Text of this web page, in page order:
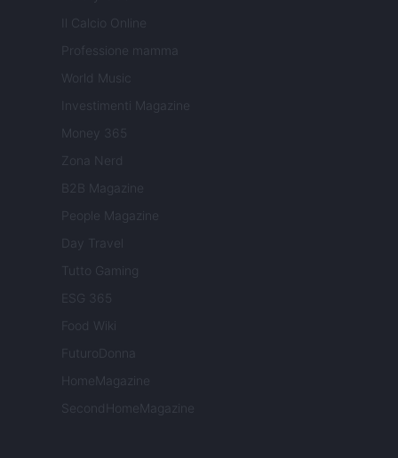
Il Calcio Online
Professione mamma
World Music
Investimenti Magazine
Money 365
Zona Nerd
B2B Magazine
People Magazine
Day Travel
Tutto Gaming
ESG 365
Food Wiki
FuturoDonna
HomeMagazine
SecondHomeMagazine